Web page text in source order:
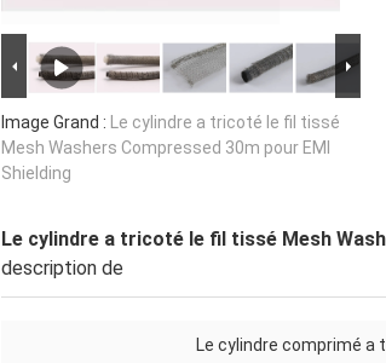
Image Grand : Le cylindre a tricoté le fil tissé
Mesh Washers Compressed 30m pour EMI
Shielding
Le cylindre a tricoté le fil tissé Mesh
description de
Le cylindre comprimé a